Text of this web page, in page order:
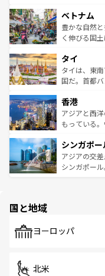
参照してほし
容にもいいと
照してほしい
き、地方に足
できる。そ
まで、さま
リティに包
覧を参照し
ベトナム
豊かな自然
く伸びる国
急速な発展
ーチミン市
醸し出して
とつ。フォ
ひ現地で味
が旅行者を
参照してほし
タイ
タイは、東
国だ。首都
の活気が交
帯で自然と
いビーチで
激する。気
が待ってい
た文化、そ
香港
アジアと西
もっている
み、どこを
ており、効
うな絶景か
シンガポー
アジアの交
シンガポー
で、ホーカ
国と地域
ヨーロッパ
北米